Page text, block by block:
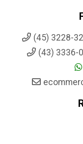
(45) 3228-
(43) 3336-